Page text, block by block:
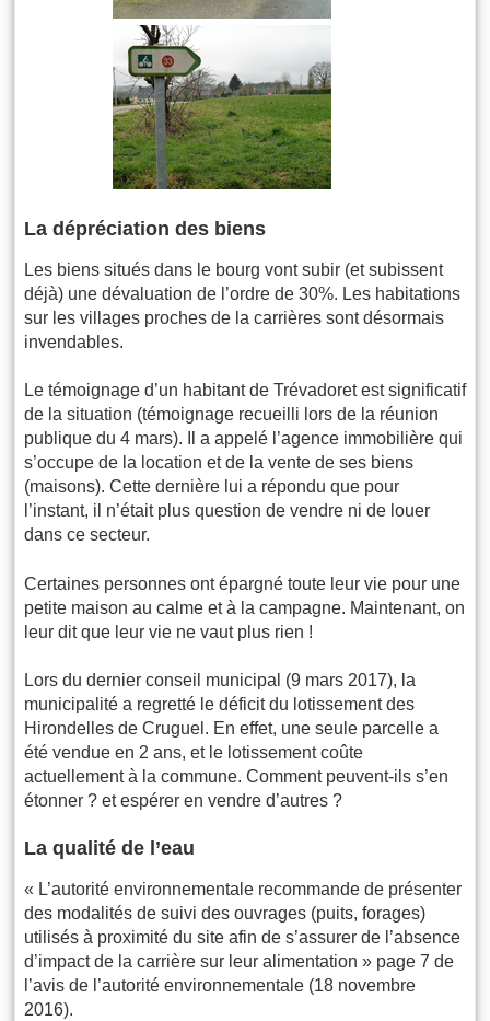
La dépréciation des biens
Les biens situés dans le bourg vont subir (et subissent
déjà) une dévaluation de l’ordre de 30%. Les habitations
sur les villages proches de la carrières sont désormais
invendables.
Le témoignage d’un habitant de Trévadoret est significatif
de la situation (témoignage recueilli lors de la réunion
publique du 4 mars). Il a appelé l’agence immobilière qui
s’occupe de la location et de la vente de ses biens
(maisons). Cette dernière lui a répondu que pour
l’instant, il n’était plus question de vendre ni de louer
dans ce secteur.
Certaines personnes ont épargné toute leur vie pour une
petite maison au calme et à la campagne. Maintenant, on
leur dit que leur vie ne vaut plus rien !
Lors du dernier conseil municipal (9 mars 2017), la
municipalité a regretté le déficit du lotissement des
Hirondelles de Cruguel. En effet, une seule parcelle a
été vendue en 2 ans, et le lotissement coûte
actuellement à la commune. Comment peuvent-ils s’en
étonner ? et espérer en vendre d’autres ?
La qualité de l’eau
« L’autorité environnementale recommande de présenter
des modalités de suivi des ouvrages (puits, forages)
utilisés à proximité du site afin de s’assurer de l’absence
d’impact de la carrière sur leur alimentation » page 7 de
l’avis de l’autorité environnementale (18 novembre
2016).